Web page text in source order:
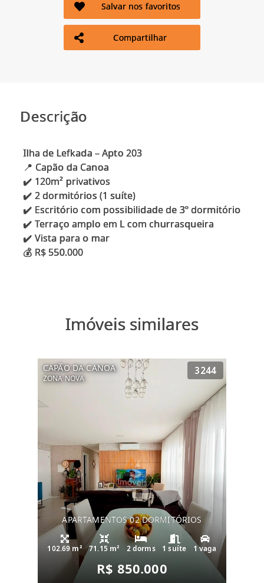
Salvar nos favoritos
Compartilhar
Descrição
Ilha de Lefkada – Apto 203
📍 Capão da Canoa
✔️ 120m² privativos
✔️ 2 dormitórios (1 suíte)
✔️ Escritório com possibilidade de 3º dormitório
✔️ Terraço amplo em L com churrasqueira
✔️ Vista para o mar
Imóveis similares
CAPÃO DA CANOA
ZONA NOVA
3244
APARTAMENTOS 02 DORMITÓRIOS
102.69 m² 71.15 m² 2 dorms 1 suíte 1 vaga
R$ 850.000